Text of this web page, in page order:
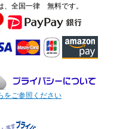
、全国一律 無料です。
をご参照ください